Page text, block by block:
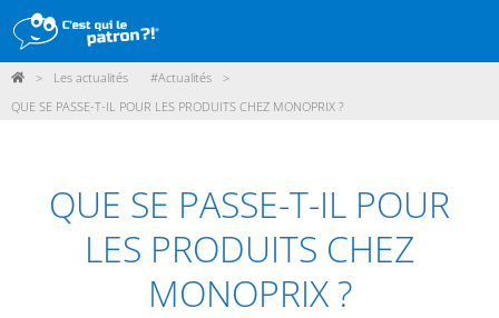
DÉMARCHE
POINTS DE VENTE
PARTICIPER
ACTUALITÉS
> Les actualités #Actualités
>
QUE SE PASSE-T-IL POUR LES PRODUITS CHEZ MONOPRIX ?
QUE SE PASSE-T-IL POUR
LES PRODUITS CHEZ
MONOPRIX ?